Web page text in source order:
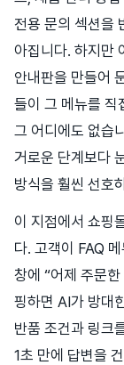
전용 문의 섹션을
아집니다. 하지만
안내판을 만들어
들이 그 메뉴를 직
그 어디에도 없습
거로운 단계보다
방식을 훨씬 선호
이 지점에서 쇼핑
다. 고객이 FAQ
창에 “어제 주문
핑하면 AI가 방대
반품 조건과 링크
1초 만에 답변을